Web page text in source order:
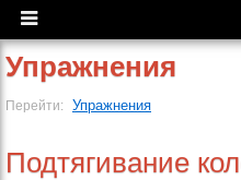
Упражнения
Перейти: Упражнения
Подтягивание